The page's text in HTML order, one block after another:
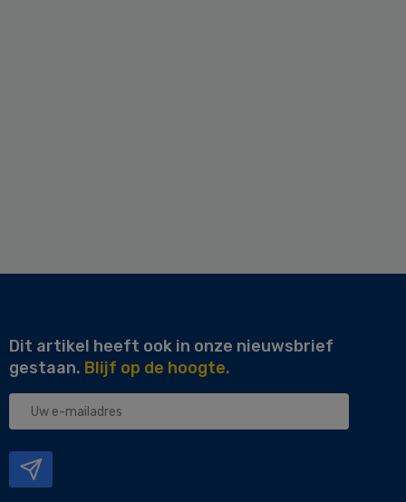
Dit artikel heeft ook in onze nieuwsbrief
gestaan. Blijf op de hoogte.
Uw